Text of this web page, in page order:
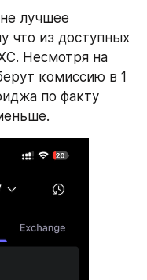
лучшее
что из доступных
Несмотря на
комиссию в 1
по факту